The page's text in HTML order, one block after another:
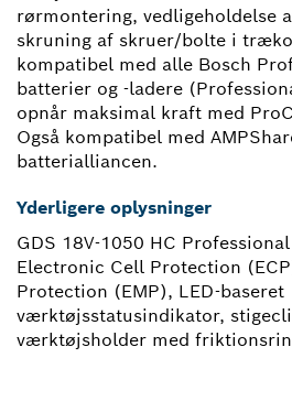
rørmontering, vedligeholdelse
skruning af skruer/bolte i
kompatibel med alle Bosch
batterier og -ladere
opnår maksimal kraft med
Også kompatibel med
batterialliancen.
Yderligere oplysninger
GDS 18V-1050 HC
Electronic Cell Protection
Protection (EMP), LED-baseret
værktøjsstatusindikator,
værktøjsholder med